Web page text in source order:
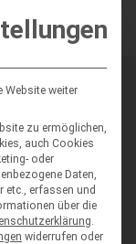
Website weiter
zu ermöglichen,
auch Cookies
oder
Daten,
etc., erfassen und
über die
.
widerrufen oder